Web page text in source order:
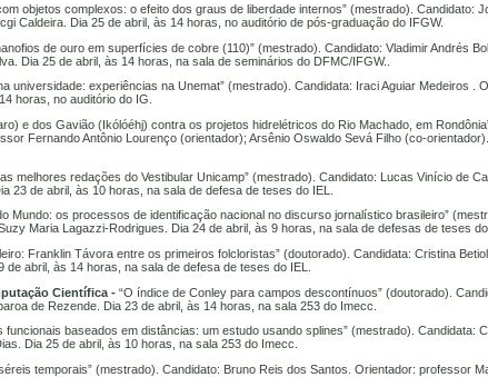
objetos complexos: o efeito dos graus de liberdade internos” (mestrado). Candidato:
Caldeira. Dia 25 de abril, às 14 horas, no auditório de pós-graduação do IFGW.
de ouro em superfícies de cobre (110)” (mestrado). Candidato: Vladimir Andrés
Dia 25 de abril, às 14 horas, na sala de seminários do DFMC/IFGW..
universidade: experiências na Unemat” (mestrado). Candidata: Iraci Aguiar Medeiros .
horas, no auditório do IG.
e dos Gavião (Ikólóéhj) contra os projetos hidrelétricos do Rio Machado, em
Fernando Antônio Lourenço (orientador); Arsênio Oswaldo Sevá Filho (co-
melhores redações do Vestibular Unicamp” (mestrado). Candidato: Lucas Vinício de
23 de abril, às 10 horas, na sala de defesa de teses do IEL.
Mundo: os processos de identificação nacional no discurso jornalístico brasileiro”
Maria Lagazzi-Rodrigues. Dia 24 de abril, às 9 horas, na sala de defesas de teses do
Franklin Távora entre os primeiros folcloristas” (doutorado). Candidata: Cristina
de abril, às 14 horas, na sala de defesa de teses do IEL.
Científica - “O índice de Conley para campos descontínuos” (doutorado).
de Rezende. Dia 23 de abril, às 14 horas, na sala 253 do Imecc.
funcionais baseados em distâncias: um estudo usando splines” (mestrado). Candidata:
Dia 25 de abril, às 10 horas, na sala 253 do Imecc.
temporais” (mestrado). Candidato: Bruno Reis dos Santos. Orientador: professor